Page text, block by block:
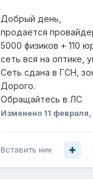
Добрый день,
продается
5000 физиков + 110
сеть вся на оптике,
Сеть сдана в ГСН,
Дорого.
Обращайтесь в ЛС
Изменено 11
Вставить ник